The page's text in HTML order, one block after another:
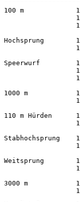
100 m
Hochsprung
Speerwurf
1000 m
110 m Hürden
Weitsprung
3000 m